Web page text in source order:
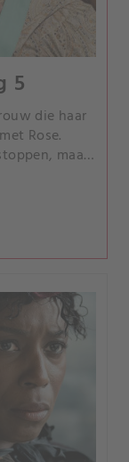
5
die haar
Rose.
maar